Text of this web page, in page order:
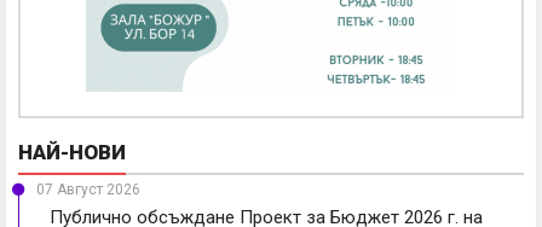
НАЙ-НОВИ
07 Август 2026
Публично обсъждане Проект за Бюджет 2026 г. на